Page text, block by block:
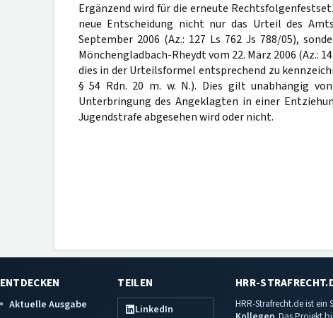
Ergänzend wird für die erneute
neue Entscheidung nicht nur das Urteil des
September 2006 (Az.: 127 Ls 762 Js 788/05),
Mönchengladbach-Rheydt vom 22. März 2006 (Az.:
dies in der Urteilsformel entsprechend zu
§ 54 Rdn. 20 m. w. N.). Dies gilt unabhängig
Unterbringung des Angeklagten in einer
Jugendstrafe abgesehen wird oder nicht.
ENTDECKEN
Aktuelle Ausgabe
TEILEN
LinkedIn
HRR-
HRR-Strafrecht.de ist